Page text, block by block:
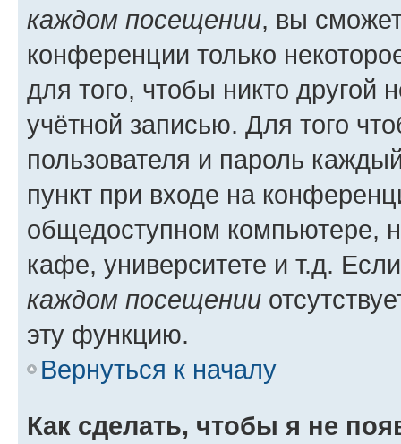
каждом посещении, вы
конференции только
для того, чтобы никто другой
учётной записью. Для того
пользователя и пароль
пункт при входе на
общедоступном компьютере,
кафе, университете и т.д.
каждом посещении
эту функцию.
Вернуться к началу
Как сделать, чтобы я не